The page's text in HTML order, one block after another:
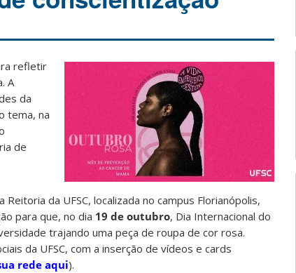
refletir
A
da
tema, na
de
da UFSC, localizada no campus Florianópolis,
para que, no dia 19 de outubro, Dia Internacional do
trajando uma peça de roupa de cor rosa.
da UFSC, com a inserção de vídeos e cards
rede aqui).